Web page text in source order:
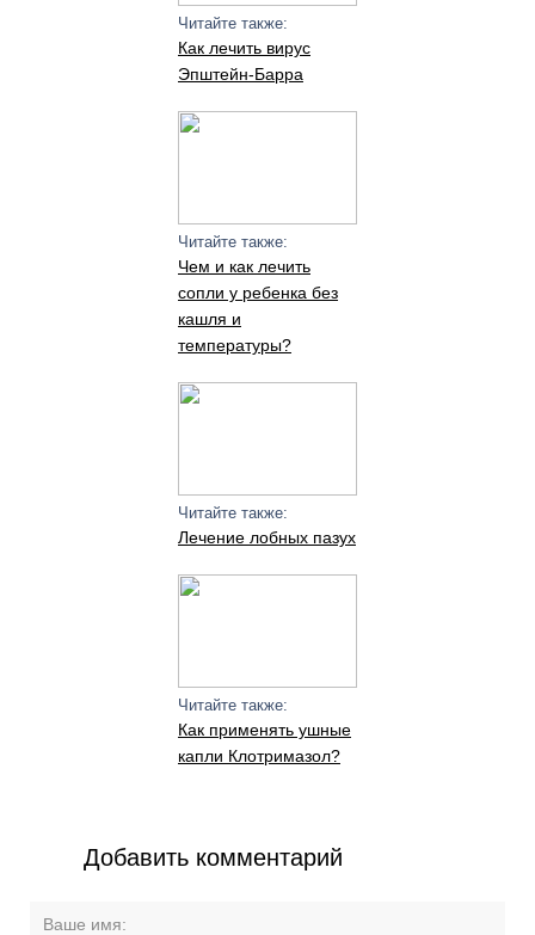
Читайте также:
Как лечить вирус
Эпштейн-Барра
Читайте также:
Чем и как лечить
сопли у ребенка без
кашля и
температуры?
Читайте также:
Лечение лобных пазух
Читайте также:
Как применять ушные
капли Клотримазол?
Добавить комментарий